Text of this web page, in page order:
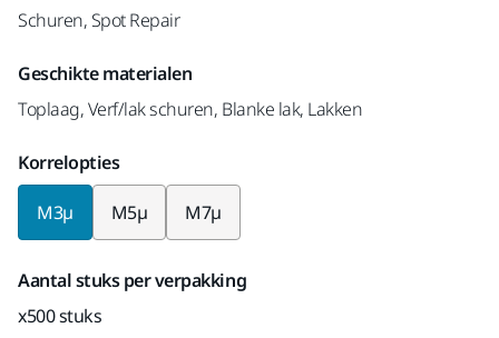
Schuren, Spot Repair
Geschikte materialen
Toplaag, Verf/lak schuren, Blanke lak, Lakken
Korrelopties
M3µ M5µ M7µ
Aantal stuks per verpakking
x500 stuks